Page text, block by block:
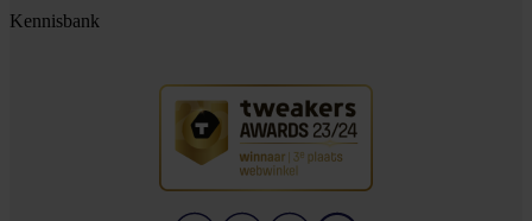
Kennisbank